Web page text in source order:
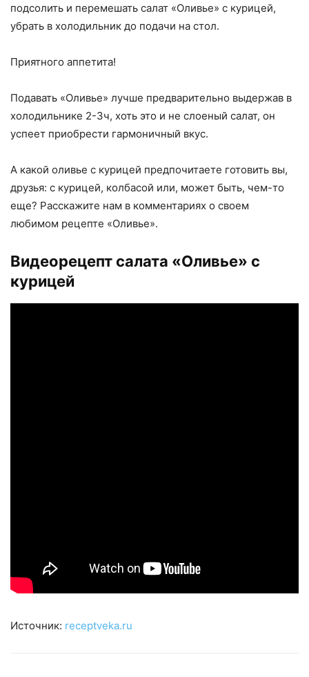
подсолить и перемешать салат «Оливье» с курицей,
убрать в холодильник до подачи на стол.
Приятного аппетита!
Подавать «Оливье» лучше предварительно выдержав в
холодильнике 2-3ч, хоть это и не слоеный салат, он
успеет приобрести гармоничный вкус.
А какой оливье с курицей предпочитаете готовить вы,
друзья: с курицей, колбасой или, может быть, чем-то
еще? Расскажите нам в комментариях о своем
любимом рецепте «Оливье».
Видеорецепт салата «Оливье» с
курицей
Источник: receptveka.ru